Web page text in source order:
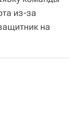
из-за
на